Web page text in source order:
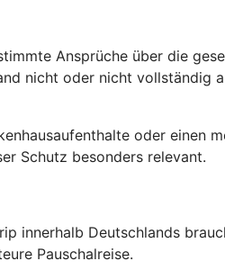
Ansprüche über die
nicht oder nicht vollständig
oder einen
Schutz besonders relevant.
innerhalb Deutschlands
Pauschalreise.